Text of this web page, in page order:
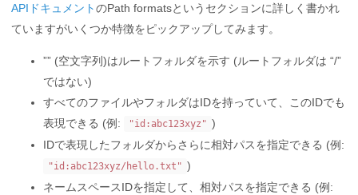
APIドキュメントのPath formatsというセクションに詳しく書かれ
ていますがいくつか特徴をピックアップしてみます。
”” (空文字列)はルートフォルダを示す (ルートフォルダは “/”
ではない)
すべてのファイルやフォルダはIDを持っていて、このIDでも
表現できる (例:
"id:abc123xyz" )
IDで表現したフォルダからさらに相対パスを指定できる (例:
"id:abc123xyz/hello.txt" )
ネームスペースIDを指定して、相対パスを指定できる (例: